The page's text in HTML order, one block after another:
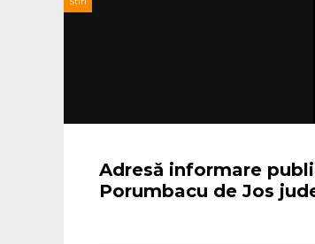
Adresă informare
Porumbacu de Jos